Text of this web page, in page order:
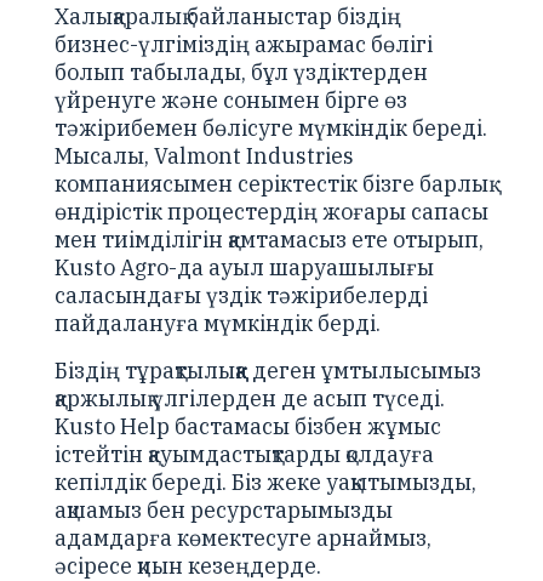
Халықаралық байланыстар біздің
бизнес-үлгіміздің ажырамас бөлігі
болып табылады, бұл үздіктерден
үйренуге және сонымен бірге өз
тәжірибемен бөлісуге мүмкіндік береді.
Мысалы, Valmont Industries
компаниясымен серіктестік бізге барлық
өндірістік процестердің жоғары сапасы
мен тиімділігін қамтамасыз ете отырып,
Kusto Agro-да ауыл шаруашылығы
саласындағы үздік тәжірибелерді
пайдалануға мүмкіндік берді.
Біздің тұрақтылыққа деген ұмтылысымыз
қаржылық үлгілерден де асып түседі.
Kusto Help бастамасы бізбен жұмыс
істейтін қауымдастықтарды қолдауға
кепілдік береді. Біз жеке уақытымызды,
ақшамыз бен ресурстарымызды
адамдарға көмектесуге арнаймыз,
әсіресе қиын кезеңдерде.